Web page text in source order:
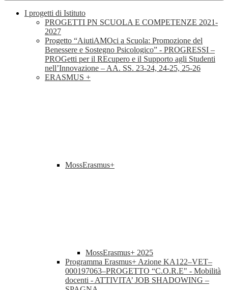
I progetti di Istituto
PROGETTI PN SCUOLA E COMPETENZE 2021-
2027
Progetto “AiutiAMOci a Scuola: Promozione del
Benessere e Sostegno Psicologico” - PROGRESSI –
PROGetti per il REcupero e il Supporto agli Studenti
nell’Innovazione – AA. SS. 23-24, 24-25, 25-26
ERASMUS +
MossErasmus+
MossErasmus+ 2025
Programma Erasmus+ Azione KA122–VET–
000197063–PROGETTO “C.O.R.E" - Mobilità
docenti - ATTIVITA’ JOB SHADOWING –